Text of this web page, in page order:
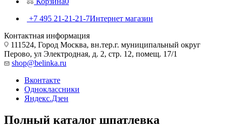
+7 495 21-21-21-7Интернет магазин
Контактная информация
111524, Город Москва, вн.тер.г. муниципальный округ
Перово, ул Электродная, д. 2, стр. 12, помещ. 17/1
shop@belinka.ru
Вконтакте
Одноклассники
Яндекс.Дзен
Полный каталог шпатлевка